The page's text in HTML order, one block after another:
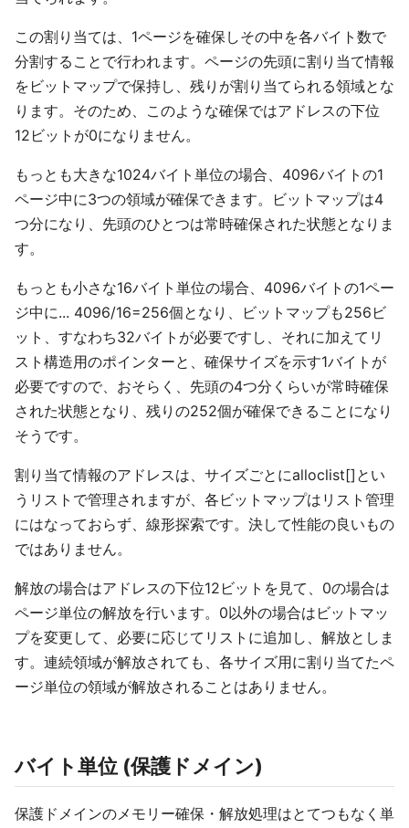
この割り当ては、1ページを確保しその中を各バイト数で
分割することで行われます。ページの先頭に割り当て情報
をビットマップで保持し、残りが割り当てられる領域とな
ります。そのため、このような確保ではアドレスの下位
12ビットが0になりません。
もっとも大きな1024バイト単位の場合、4096バイトの1
ページ中に3つの領域が確保できます。ビットマップは4
つ分になり、先頭のひとつは常時確保された状態となりま
す。
もっとも小さな16バイト単位の場合、4096バイトの1ペー
ジ中に... 4096/16=256個となり、ビットマップも256ビ
ット、すなわち32バイトが必要ですし、それに加えてリ
スト構造用のポインターと、確保サイズを示す1バイトが
必要ですので、おそらく、先頭の4つ分くらいが常時確保
された状態となり、残りの252個が確保できることになり
そうです。
割り当て情報のアドレスは、サイズごとにalloclist[]とい
うリストで管理されますが、各ビットマップはリスト管理
にはなっておらず、線形探索です。決して性能の良いもの
ではありません。
解放の場合はアドレスの下位12ビットを見て、0の場合は
ページ単位の解放を行います。0以外の場合はビットマッ
プを変更して、必要に応じてリストに追加し、解放としま
す。連続領域が解放されても、各サイズ用に割り当てたペ
ージ単位の領域が解放されることはありません。
バイト単位 (保護ドメイン)
保護ドメインのメモリー確保・解放処理はとてつもなく単